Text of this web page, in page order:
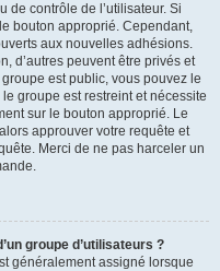
de contrôle de l’utilisateur. Si
bouton approprié. Cependant,
aux nouvelles adhésions.
d’autres peuvent être privés et
est public, vous pouvez le
groupe est restreint et nécessite
sur le bouton approprié. Le
approuver votre requête et
Merci de ne pas harceler un
groupe d’utilisateurs ?
généralement assigné lorsque